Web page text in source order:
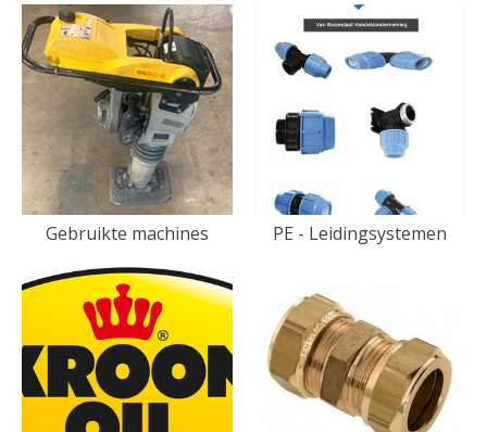
Gebruikte machines PE - Leidingsystemen